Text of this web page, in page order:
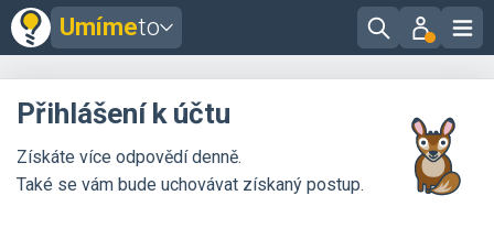
Umímeto
Přihlášení k účtu
Získáte více odpovědí denně.
Také se vám bude uchovávat získaný postup.